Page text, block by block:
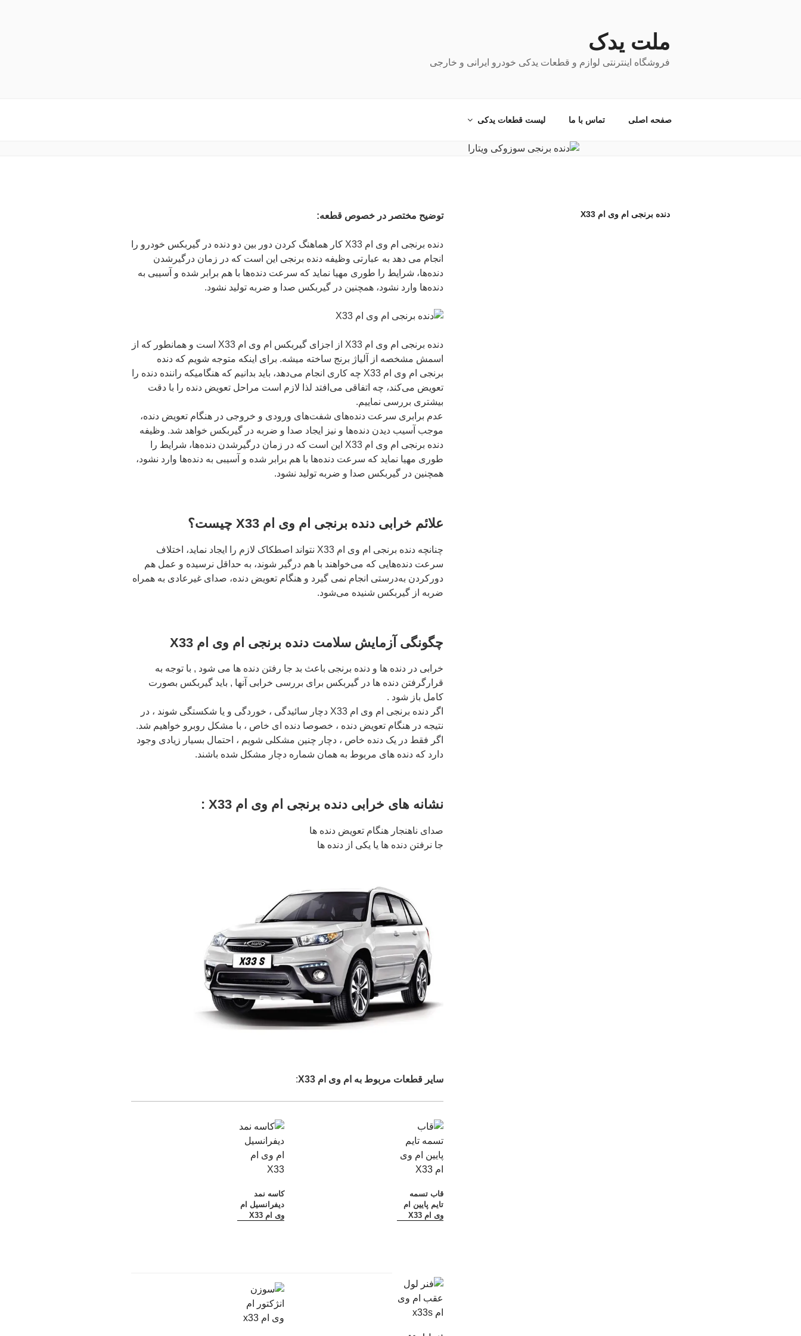
ملت یدک
فروشگاه اینترنتی لوازم و قطعات یدکی خودرو ایرانی و خارجی
صفحه اصلی تماس با ما لیست قطعات یدکی
دنده برنجی ام وی ام X33 توضیح مختصر در خصوص قطعه:
دنده برنجی ام وی ام X33 کار هماهنگ کردن دور بین دو دنده در گیربکس خودرو را
انجام می دهد به عبارتی وظیفه دنده برنجی این است که در زمان درگیرشدن
دنده‌ها، شرایط را طوری مهیا نماید که سرعت دنده‌ها با هم برابر شده و آسیبی به
دنده‌ها وارد نشود، همچنین در گیربکس صدا و ضربه تولید نشود.
دنده برنجی ام وی ام X33 از اجزای گیربکس ام وی ام X33 است و همانطور که از
اسمش مشخصه از آلیاژ برنج ساخته میشه. برای اینکه متوجه شویم که دنده
برنجی ام وی ام X33 چه کاری انجام می‌دهد، باید بدانیم که هنگامیکه راننده دنده را
تعویض می‌کند، چه اتفاقی می‌افتد لذا لازم است مراحل تعویض دنده را با دقت
بیشتری بررسی نماییم.
عدم برابری سرعت دنده‌های شفت‌های ورودی و خروجی در هنگام تعویض دنده،
موجب آسیب دیدن دنده‌ها و نیز ایجاد صدا و ضربه در گیربکس خواهد شد. وظیفه
دنده برنجی ام وی ام X33 این است که در زمان درگیرشدن دنده‌ها، شرایط را
طوری مهیا نماید که سرعت دنده‌ها با هم برابر شده و آسیبی به دنده‌ها وارد نشود،
همچنین در گیربکس صدا و ضربه تولید نشود.
علائم خرابی دنده برنجی ام وی ام X33 چیست؟
چنانچه دنده برنجی ام وی ام X33 نتواند اصطکاک لازم را ایجاد نماید، اختلاف
سرعت دنده‌هایی که می‌خواهند با هم درگیر شوند، به حداقل نرسیده و عمل هم
دورکردن به‌درستی انجام نمی گیرد و هنگام تعویض دنده، صدای غیرعادی به همراه
ضربه از گیربکس شنیده می‌شود.
چگونگی آزمایش سلامت دنده برنجی ام وی ام X33
خرابی در دنده ها و دنده برنجی باعث بد جا رفتن دنده ها می شود , با توجه به
قرارگرفتن دنده ها در گیربکس برای بررسی خرابی آنها , باید گیربکس بصورت
کامل باز شود .
اگر دنده برنجی ام وی ام X33 دچار سائیدگی ، خوردگی و یا شکستگی شوند ، در
نتیجه در هنگام تعویض دنده ، خصوصا دنده ای خاص ، با مشکل روبرو خواهیم شد.
اگر فقط در یک دنده خاص ، دچار چنین مشکلی شویم ، احتمال بسیار زیادی وجود
دارد که دنده های مربوط به همان شماره دچار مشکل شده باشند.
نشانه های خرابی دنده برنجی ام وی ام X33 :
صدای ناهنجار هنگام تعویض دنده ها
جا نرفتن دنده ها یا یکی از دنده ها
سایر قطعات مربوط به ام وی ام X33 :
قاب تسمه
تایم پایین ام
وی ام X33
کاسه نمد
دیفرانسیل ام
وی ام X33